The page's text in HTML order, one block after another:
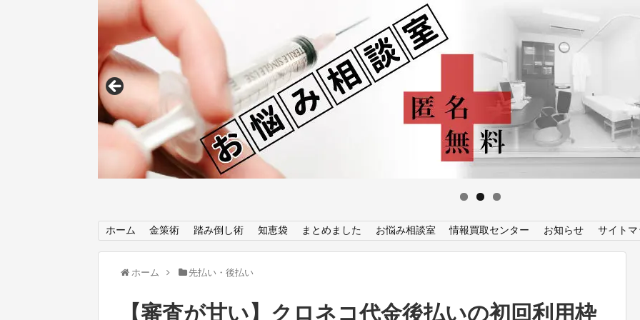
ホーム 金策術 踏み倒し術 知恵袋 まとめました お悩み相談室 情報買取センター お知らせ サイトマ
ホーム 先払い・後払い
【審査が甘い】クロネコ代金後払いの初回利用枠